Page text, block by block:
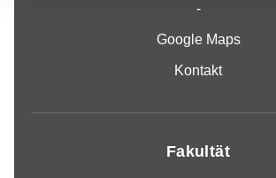
-
Google Maps
Kontakt
Fakultät